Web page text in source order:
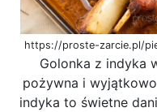
https://proste-zarcie.pl/
Golonka z indyka
pożywna i
indyka to świetne